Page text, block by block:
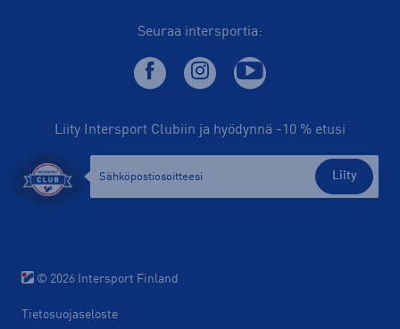
Seuraa intersportia:
Liity Intersport Clubiin ja hyödynnä -10 % etusi
Liity
© 2026 Intersport Finland
Tietosuojaseloste